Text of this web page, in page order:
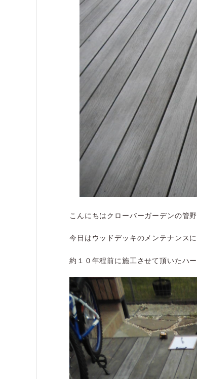
こんにちはクローバーガーデンの管野
今日はウッドデッキのメンテナンス
約１０年程前に施工させて頂いたハー